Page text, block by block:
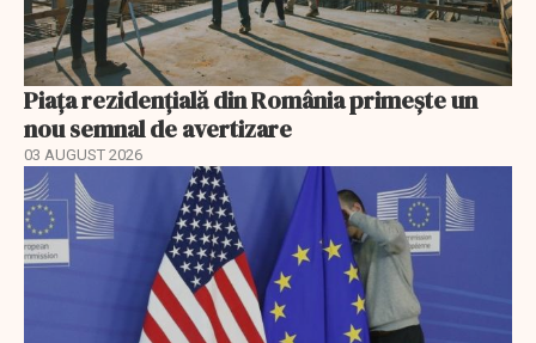
Piața rezidențială din România primește un
nou semnal de avertizare
03 AUGUST 2026